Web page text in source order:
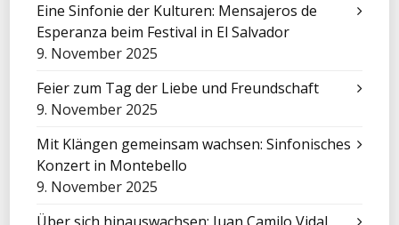
Eine Sinfonie der Kulturen: Mensajeros de
Esperanza beim Festival in El Salvador
9. November 2025
Feier zum Tag der Liebe und Freundschaft
9. November 2025
Mit Klängen gemeinsam wachsen: Sinfonisches
Konzert in Montebello
9. November 2025